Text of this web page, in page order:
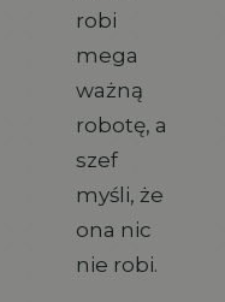
robi
mega
ważną
robotę, a
szef
myśli, że
ona nic
nie robi.